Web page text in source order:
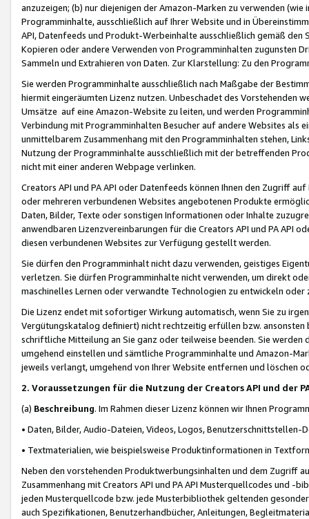
anzuzeigen; (b) nur diejenigen der Amazon-Marken zu verwenden
Programminhalte, ausschließlich auf Ihrer Website und in
API, Datenfeeds und Produkt-Werbeinhalte ausschließlich gemäß
Kopieren oder andere Verwenden von Programminhalten zugunsten
Sammeln und Extrahieren von Daten. Zur Klarstellung: Zu den
Sie werden Programminhalte ausschließlich nach Maßgabe der
hiermit eingeräumten Lizenz nutzen. Unbeschadet des Vorstehenden
Umsätze auf eine Amazon-Website zu leiten, und werden
Verbindung mit Programminhalten Besucher auf andere Websites als
unmittelbarem Zusammenhang mit den Programminhalten stehen,
Nutzung der Programminhalte ausschließlich mit der betreffenden
nicht mit einer anderen Webpage verlinken.
Creators API und PA API oder Datenfeeds können Ihnen den Zugriff
oder mehreren verbundenen Websites angebotenen Produkte
Daten, Bilder, Texte oder sonstigen Informationen oder Inhalte
anwendbaren Lizenzvereinbarungen für die Creators API und PA API
diesen verbundenen Websites zur Verfügung gestellt werden.
Sie dürfen den Programminhalt nicht dazu verwenden, geistiges
verletzen. Sie dürfen Programminhalte nicht verwenden, um direkt
maschinelles Lernen oder verwandte Technologien zu entwickeln
Die Lizenz endet mit sofortiger Wirkung automatisch, wenn Sie zu
Vergütungskatalog definiert) nicht rechtzeitig erfüllen bzw. ansonsten
schriftliche Mitteilung an Sie ganz oder teilweise beenden. Sie werden
umgehend einstellen und sämtliche Programminhalte und Amazon-
jeweils verlangt, umgehend von Ihrer Website entfernen und löschen
2. Voraussetzungen für die Nutzung der Creators API und der
(a) Beschreibung. Im Rahmen dieser Lizenz können wir Ihnen
• Daten, Bilder, Audio-Dateien, Videos, Logos, Benutzerschnittstellen-
• Textmaterialien, wie beispielsweise Produktinformationen in
Neben den vorstehenden Produktwerbungsinhalten und dem Zugriff
Zusammenhang mit Creators API und PA API Musterquellcodes und
jeden Musterquellcode bzw. jede Musterbibliothek geltenden
auch Spezifikationen, Benutzerhandbücher, Anleitungen,